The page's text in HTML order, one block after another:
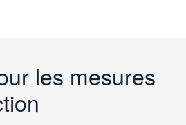
les mesures